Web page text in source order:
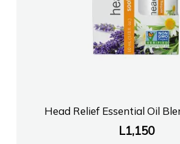
Head Relief Essential Oil
L1,150